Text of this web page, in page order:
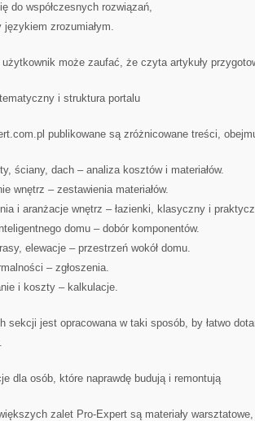
do współczesnych rozwiązań,
zrozumiałym.
użytkownik może zaufać, że czyta artykuły
i struktura portalu
publikowane są zróżnicowane treści,
ściany, dach – analiza kosztów i materiałów.
wnętrz – zestawienia materiałów.
i aranżacje wnętrz – łazienki, klasyczny i
domu – dobór komponentów.
elewacje – przestrzeń wokół domu.
– zgłoszenia.
i koszty – kalkulacje.
sekcji jest opracowana w taki sposób, by łatwo
dla osób, które naprawdę budują i remontują
zalet Pro-Expert są materiały